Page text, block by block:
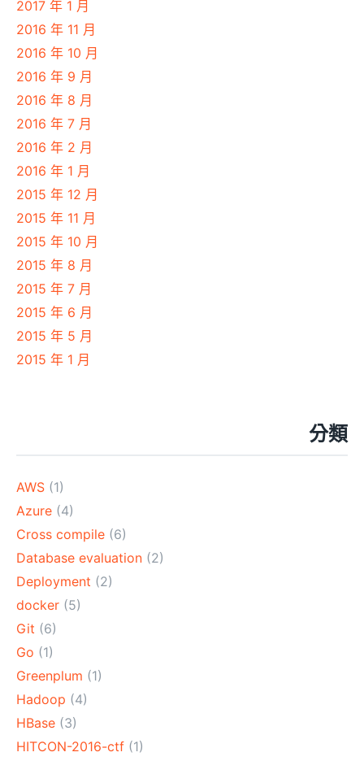
2017 年 1 月
2016 年 11 月
2016 年 10 月
2016 年 9 月
2016 年 8 月
2016 年 7 月
2016 年 2 月
2016 年 1 月
2015 年 12 月
2015 年 11 月
2015 年 10 月
2015 年 8 月
2015 年 7 月
2015 年 6 月
2015 年 5 月
2015 年 1 月
分類
AWS (1)
Azure (4)
Cross compile (6)
Database evaluation (2)
Deployment (2)
docker (5)
Git (6)
Go (1)
Greenplum (1)
Hadoop (4)
HBase (3)
HITCON-2016-ctf (1)